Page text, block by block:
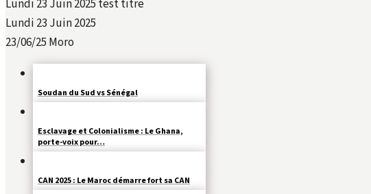
Lundi 23 Juin 2025 test titre
Lundi 23 Juin 2025
23/06/25 Moro
Soudan du Sud vs Sénégal
Esclavage et Colonialisme : Le Ghana,
porte-voix pour…
CAN 2025 : Le Maroc démarre fort sa CAN